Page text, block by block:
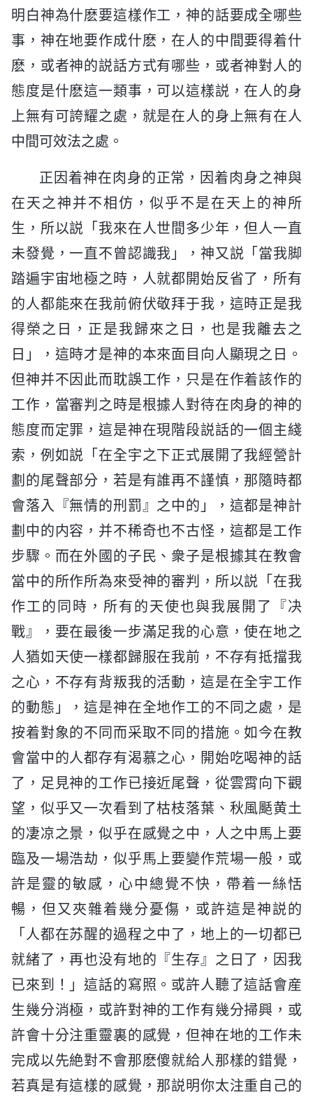
明白神為什麽要這樣作工，神的話要成全哪些
事，神在地要作成什麽，在人的中間要得着什
麽，或者神的説話方式有哪些，或者神對人的
態度是什麽這一類事，可以這樣説，在人的身
上無有可誇耀之處，就是在人的身上無有在人
中間可效法之處。
正因着神在肉身的正常，因着肉身之神與
在天之神并不相仿，似乎不是在天上的神所
生，所以説「我來在人世間多少年，但人一直
未發覺，一直不曾認識我」，神又説「當我脚
踏遍宇宙地極之時，人就都開始反省了，所有
的人都能來在我前俯伏敬拜于我，這時正是我
得榮之日，正是我歸來之日，也是我離去之
日」，這時才是神的本來面目向人顯現之日。
但神并不因此而耽誤工作，只是在作着該作的
工作，當審判之時是根據人對待在肉身的神的
態度而定罪，這是神在現階段説話的一個主綫
索，例如説「在全宇之下正式展開了我經營計
劃的尾聲部分，若是有誰再不謹慎，那隨時都
會落入『無情的刑罰』之中的」，這都是神計
劃中的内容，并不稀奇也不古怪，這都是工作
步驟。而在外國的子民、衆子是根據其在教會
當中的所作所為來受神的審判，所以説「在我
作工的同時，所有的天使也與我展開了『决
戰』，要在最後一步滿足我的心意，使在地之
人猶如天使一樣都歸服在我前，不存有抵擋我
之心，不存有背叛我的活動，這是在全宇工作
的動態」，這是神在全地作工的不同之處，是
按着對象的不同而采取不同的措施。如今在教
會當中的人都存有渴慕之心，開始吃喝神的話
了，足見神的工作已接近尾聲，從雲霄向下觀
望，似乎又一次看到了枯枝落葉、秋風颳黄土
的凄凉之景，似乎在感覺之中，人之中馬上要
臨及一場浩劫，似乎馬上要變作荒場一般，或
許是靈的敏感，心中總覺不快，帶着一絲恬
暢，但又夾雜着幾分憂傷，或許這是神説的
「人都在苏醒的過程之中了，地上的一切都已
就緒了，再也没有地的『生存』之日了，因我
已來到！」這話的寫照。或許人聽了這話會産
生幾分消極，或許對神的工作有幾分掃興，或
許會十分注重靈裏的感覺，但神在地的工作未
完成以先絶對不會那麽傻就給人那樣的錯覺，
若真是有這樣的感覺，那説明你太注重自己的